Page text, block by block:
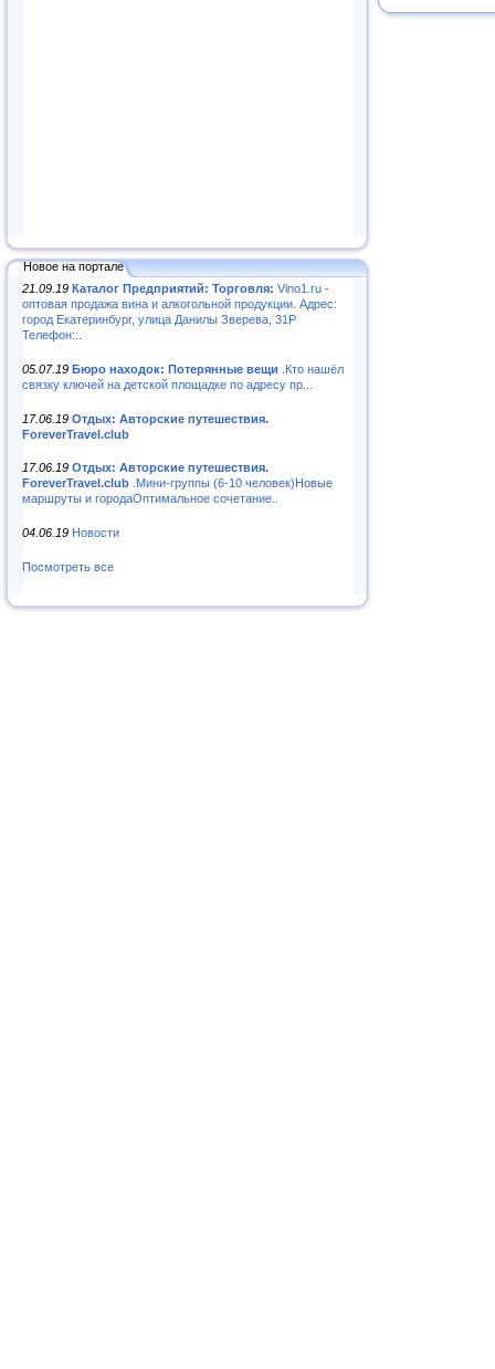
Новое на портале
21.09.19 Каталог Предприятий: Торговля: Vino1.ru -
оптовая продажа вина и алкогольной продукции. Адрес:
город Екатеринбург, улица Данилы Зверева, 31Р
Телефон:..
05.07.19 Бюро находок: Потерянные вещи .Кто нашёл
связку ключей на детской площадке по адресу пр...
17.06.19 Отдых: Авторские путешествия.
ForeverTravel.club
17.06.19 Отдых: Авторские путешествия.
ForeverTravel.club .Мини-группы (6-10 человек)Новые
маршруты и городаОптимальное сочетание..
04.06.19 Новости
Посмотреть все